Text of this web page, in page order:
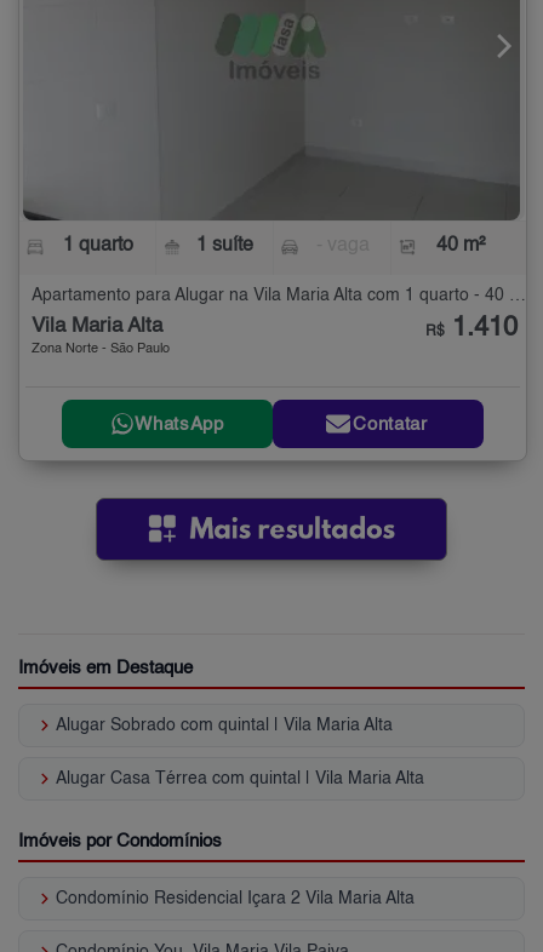
1 quarto 1 suíte 40 m²
Apartamento para Alugar na Vila Maria Alta com 1 quarto - 40 m²
Vila Maria Alta
Zona Norte - São Paulo
R$ 1.410
WhatsApp Contatar
Imóveis em Destaque
keyboard_arrow_right Alugar Sobrado com quintal | Vila Maria Alta
keyboard_arrow_right Alugar Casa Térrea com quintal | Vila Maria Alta
Imóveis por Condomínios
keyboard_arrow_right Condomínio Residencial Içara 2 Vila Maria Alta